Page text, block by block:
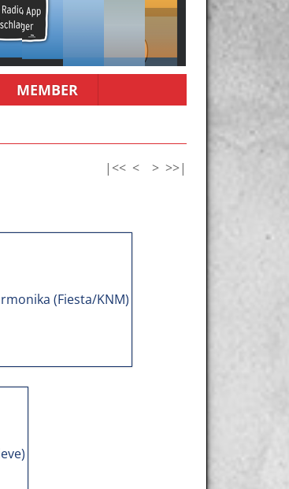
MEMBER
|<< < > >>|